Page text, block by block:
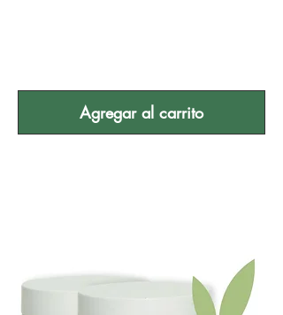
Agregar al carrito